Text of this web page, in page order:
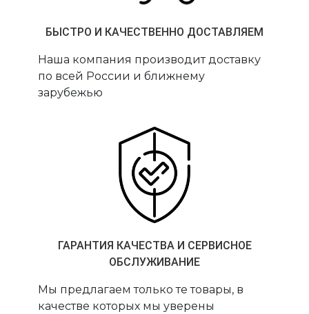
БЫСТРО И КАЧЕСТВЕННО ДОСТАВЛЯЕМ
Наша компания производит доставку
по всей России и ближнему
зарубежью
ГАРАНТИЯ КАЧЕСТВА И СЕРВИСНОЕ
ОБСЛУЖИВАНИЕ
Мы предлагаем только те товары, в
качестве которых мы уверены